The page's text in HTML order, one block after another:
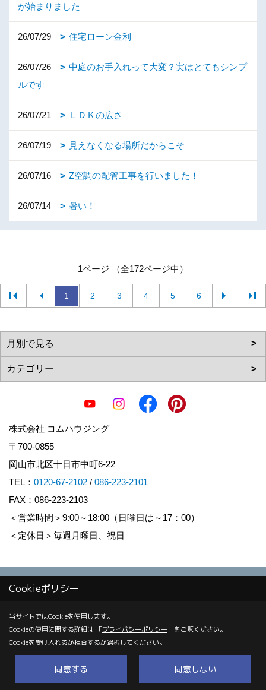
が始まりました
26/07/29 住宅ローン金利
26/07/26
中庭のお手入れって大変？実はとてもシンプ
ルです
26/07/21 ＬＤＫの広さ
26/07/19 見えなくなる場所だからこそ
26/07/16 Z空調の配管工事を行いました！
26/07/14 暑い！
1ページ （全172ページ中）
1 2 3 4 5 6
株式会社 コムハウジング
〒700-0855
岡山市北区十日市中町6-22
TEL： 0120-67-2102 / 086-223-2101
FAX：086-223-2103
＜営業時間＞9:00～18:00（日曜日は～17：00）
＜定休日＞毎週月曜日、祝日
Cookieポリシー
当サイトではCookieを使用します。
Cookieの使用に関する詳細は 「プライバシーポリシー 」をご覧ください。
Cookieを受け入れるか拒否するか選択してください。
同意する 同意しない